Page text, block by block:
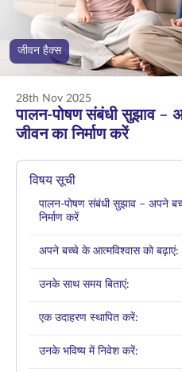
ENGLISH
ऑनलाइन खरीदें
जीवन हैक्स
28th Nov 2025
पालन-पोषण संबंधी सुझाव –
जीवन का निर्माण करें
विषय सूची
पालन-पोषण संबंधी सुझाव – अपने
निर्माण करें
अपने बच्चे के आत्मविश्वास को बढ़ाएं:
उनके साथ समय बिताएं:
एक उदाहरण स्थापित करें:
उनके भविष्य में निवेश करें: